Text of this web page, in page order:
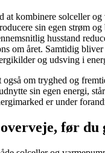
at kombinere solceller
sin egen strøm og
husstand
om året. Samtidig
og udsving i
også om tryghed og
sin egen energi,
er under
før du